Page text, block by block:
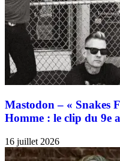
Mastodon – « Snakes
Homme : le clip du 9e
16 juillet 2026